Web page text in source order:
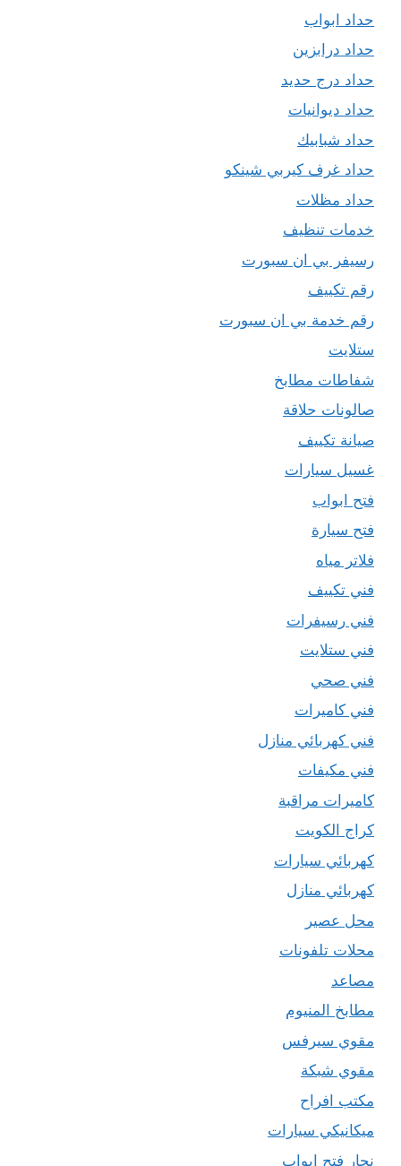
حداد ابواب
حداد درابزين
حداد درج حديد
حداد ديوانيات
حداد شبابيك
حداد غرف كيربي شينكو
حداد مظلات
خدمات تنظيف
رسيفر بي ان سبورت
رقم تكييف
رقم خدمة بي ان سبورت
ستلايت
شفاطات مطابخ
صالونات حلاقة
صيانة تكييف
غسيل سيارات
فتح ابواب
فتح سيارة
فلاتر مياه
فني تكييف
فني رسيفرات
فني ستلايت
فني صحي
فني كاميرات
فني كهربائي منازل
فني مكيفات
كاميرات مراقبة
كراج الكويت
كهربائي سيارات
كهربائي منازل
محل عصير
محلات تلفونات
مصاعد
مطابخ المنيوم
مقوي سيرفس
مقوي شبكة
مكتب افراح
ميكانيكي سيارات
نجار فتح ابواب